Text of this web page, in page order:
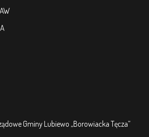
Gminy Lubiewo „Borowiacka Tęcza”